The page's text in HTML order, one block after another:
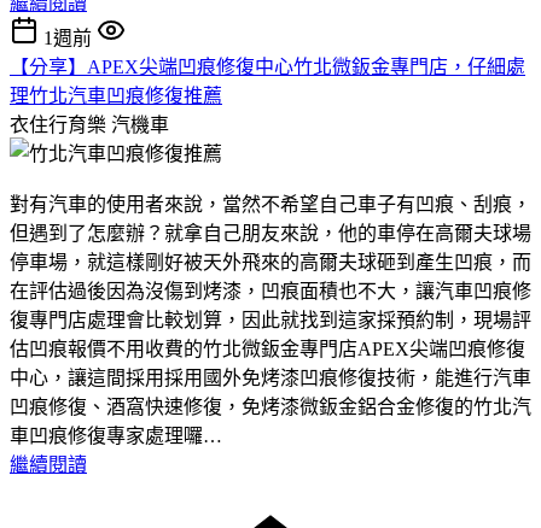
1週前
【分享】APEX尖端凹痕修復中心竹北微鈑金專門店，仔細處
理竹北汽車凹痕修復推薦
衣住行育樂 汽機車
對有汽車的使用者來說，當然不希望自己車子有凹痕、刮痕，
但遇到了怎麼辦？就拿自己朋友來說，他的車停在高爾夫球場
停車場，就這樣剛好被天外飛來的高爾夫球砸到產生凹痕，而
在評估過後因為沒傷到烤漆，凹痕面積也不大，讓汽車凹痕修
復專門店處理會比較划算，因此就找到這家採預約制，現場評
估凹痕報價不用收費的竹北微鈑金專門店APEX尖端凹痕修復
中心，讓這間採用採用國外免烤漆凹痕修復技術，能進行汽車
凹痕修復、酒窩快速修復，免烤漆微鈑金鋁合金修復的竹北汽
車凹痕修復專家處理囉…
繼續閱讀